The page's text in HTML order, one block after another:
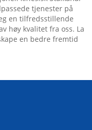
tjenester på
en tilfredsstillende
høy kvalitet fra oss. La
en bedre fremtid